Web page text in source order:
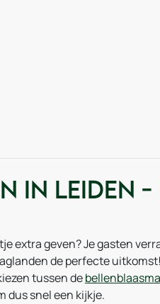
in Leiden
extra geven? Je gasten
de perfecte
tussen de
dus snel een kijkje.